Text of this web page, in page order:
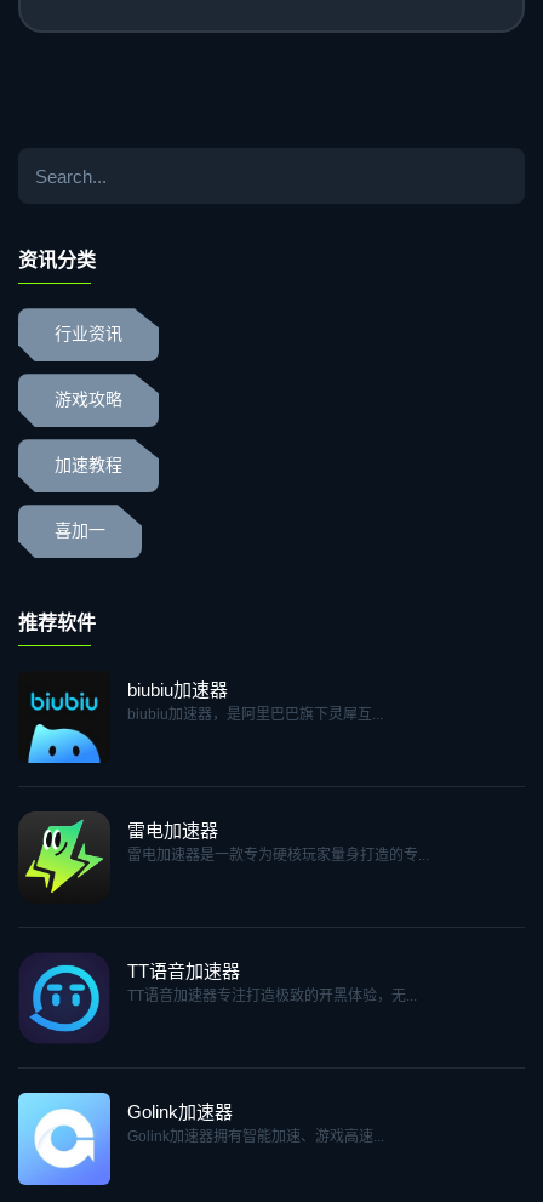
资讯分类
行业资讯
游戏攻略
加速教程
喜加一
推荐软件
biubiu加速器
biubiu加速器，是阿里巴巴旗下灵犀互...
雷电加速器
雷电加速器是一款专为硬核玩家量身打造的专...
TT语音加速器
TT语音加速器专注打造极致的开黑体验，无...
Golink加速器
Golink加速器拥有智能加速、游戏高速...